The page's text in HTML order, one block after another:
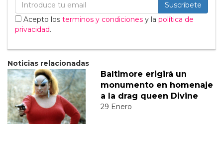
Suscribete
Acepto los terminos y condiciones y la política de
privacidad.
Noticias relacionadas
Baltimore erigirá un
monumento en homenaje
a la drag queen Divine
29 Enero